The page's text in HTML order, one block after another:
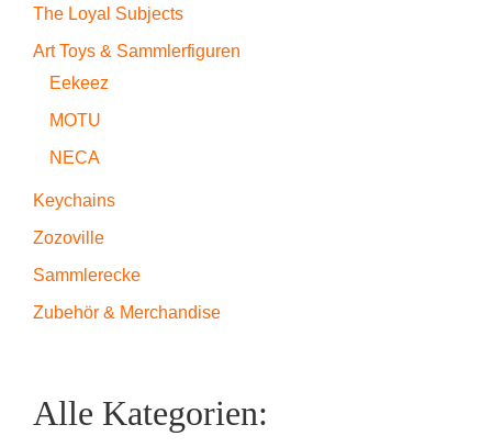
The Loyal Subjects
Art Toys & Sammlerfiguren
Eekeez
MOTU
NECA
Keychains
Zozoville
Sammlerecke
Zubehör & Merchandise
Alle Kategorien: